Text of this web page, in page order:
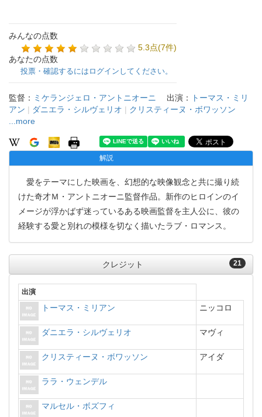
みんなの点数
5.3点(7件)
あなたの点数
投票・確認するにはログインしてください。
監督： ミケランジェロ・アントニオーニ 出演：
トーマス・ミリ
アン | ダニエラ・シルヴェリオ | クリスティーヌ・ボワッソン
...more
解説
愛をテーマにした映画を、幻想的な映像観念と共に撮り続
けた奇才Ｍ・アントニオーニ監督作品。新作のヒロインのイ
メージが浮かばず迷っているある映画監督を主人公に、彼の
経験する愛と別れの模様を切なく描いたラブ・ロマンス。
21
クレジット
出演
トーマス・ミリアン ニッコロ
ダニエラ・シルヴェリオ マヴィ
クリスティーヌ・ボワッソン アイダ
ララ・ウェンデル
マルセル・ボズフィ